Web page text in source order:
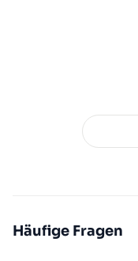
Häufige Fragen